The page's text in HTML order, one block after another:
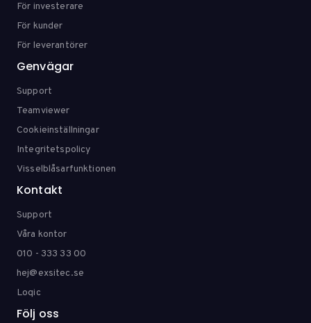
För investerare
För kunder
För leverantörer
Genvägar
Support
Teamviewer
Cookieinställningar
Integritetspolicy
Visselblåsarfunktionen
Kontakt
Support
Våra kontor
010 - 333 33 00
hej@exsitec.se
Loqic
Följ oss